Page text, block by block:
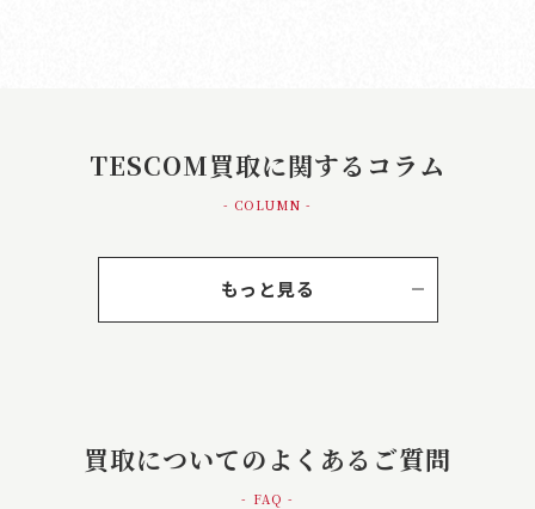
TESCOM買取に関するコラム
- COLUMN -
もっと見る
買取についてのよくあるご質問
- FAQ -